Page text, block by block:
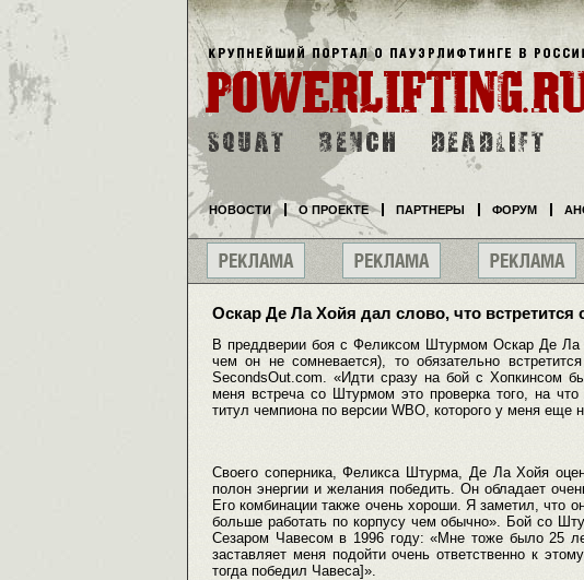
Оскар Де Ла Хойя дал слово, что встретится
В преддверии боя с Феликсом Штурмом Оскар Де
чем он не сомневается), то обязательно
SecondsOut.com. «Идти сразу на бой с
меня встреча со Штурмом это проверка того, на
титул чемпиона по версии WBO, которого у меня еще
Своего соперника, Феликса Штурма, Де Ла Хойя
полон энергии и желания победить. Он обладает
Его комбинации также очень хороши. Я заметил, что
больше работать по корпусу чем обычно». Бой со
Сезаром Чавесом в 1996 году: «Мне тоже было 25
заставляет меня подойти очень ответственно к
тогда победил Чавеса]».
НОВОСТИ О ПРОЕКТЕ ПАРТНЕРЫ ФОРУМ